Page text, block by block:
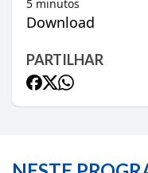
5 minutos
Download
PARTILHAR